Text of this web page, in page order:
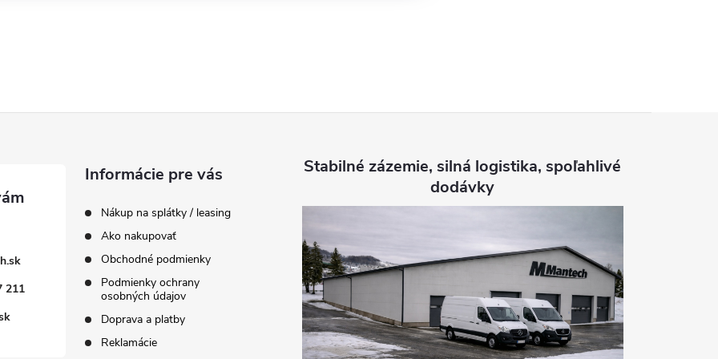
211
Informácie pre vás
Nákup na splátky / leasing
Ako nakupovať
Obchodné podmienky
Podmienky ochrany
osobných údajov
Doprava a platby
Reklamácie
Stabilné zázemie, silná logistika, spoľahlivé
dodávky